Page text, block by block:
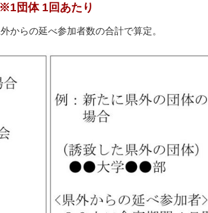
団体 1回あたり
からの延べ参加者数の合計で算定。